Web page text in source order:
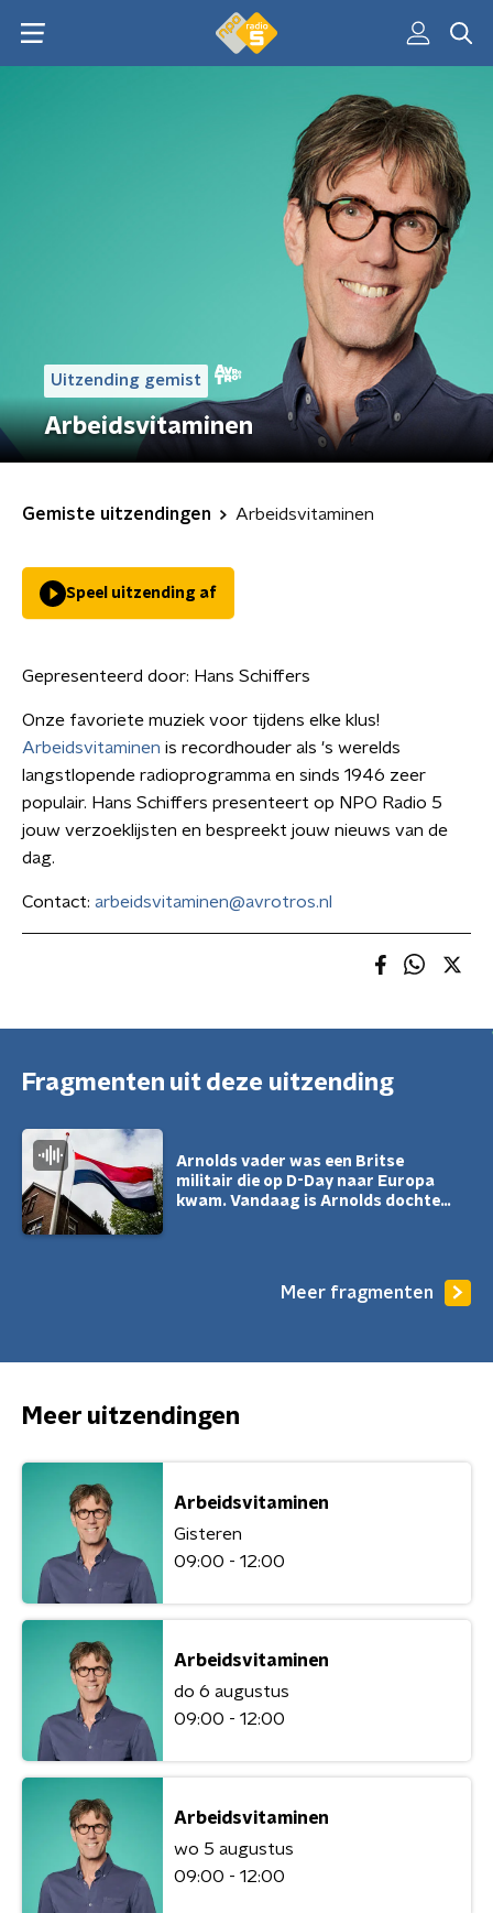
Uitzending gemist
Arbeidsvitaminen
Gemiste uitzendingen Arbeidsvitaminen
Speel uitzending af
Gepresenteerd door: Hans Schiffers
Onze favoriete muziek voor tijdens elke klus!
Arbeidsvitaminen is recordhouder als 's werelds
langstlopende radioprogramma en sinds 1946 zeer
populair. Hans Schiffers presenteert op NPO Radio 5
jouw verzoeklijsten en bespreekt jouw nieuws van de
dag.
Contact: arbeidsvitaminen@avrotros.nl
Fragmenten uit deze uitzending
Arnolds vader was een Britse
militair die op D-Day naar Europa
kwam. Vandaag is Arnolds dochter
Meer fragmenten
Meer uitzendingen
Arbeidsvitaminen
Gisteren
09:00 - 12:00
Arbeidsvitaminen
do 6 augustus
09:00 - 12:00
Arbeidsvitaminen
wo 5 augustus
09:00 - 12:00